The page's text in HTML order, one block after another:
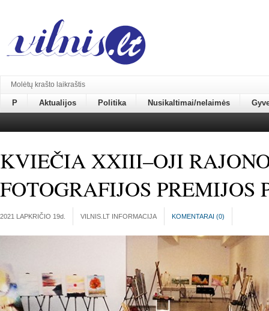
Molėtų krašto laikraštis
P Aktualijos Politika Nusikaltimai/nelaimės
KVIEČIA XXIII–OJI
FOTOGRAFIJOS PREMIJOS
2021 LAPKRIČIO 19d. VILNIS.LT INFORMACIJA KOMENTARAI (0)